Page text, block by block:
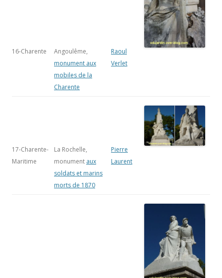
16-Charente
Angoulême,
monument aux
mobiles de la
Charente
Raoul
Verlet
17-Charente-
Maritime
La Rochelle,
monument aux
soldats et marins
morts de 1870
Pierre
Laurent